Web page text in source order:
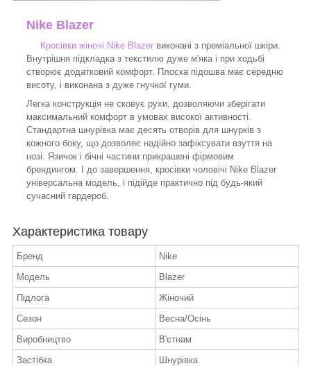
Nike Blazer
Кросівки жіночі Nike Blazer виконані з преміальної шкіри.
Внутрішня підкладка з текстилю дуже м'яка і при ходьбі
створює додатковий комфорт. Плоска підошва має середню
висоту, і виконана з дуже гнучкої гуми.
Легка конструкція не сковує рухи, дозволяючи зберігати
максимальний комфорт в умовах високої активності.
Стандартна шнурівка має десять отворів для шнурків з
кожного боку, що дозволяє надійно зафіксувати взуття на
нозі. Язичок і бічні частини прикрашені фірмовим
брендингом. І до завершення, кросівки чоловічі Nike Blazer
універсальна модель, і підійде практично під будь-який
сучасний гардероб.
Характеристика товару
Бренд
Nike
Модель
Blazer
Підлога
Жіночий
Сезон
Весна/Осінь
Виробництво
В'єтнам
Застібка
Шнурівка